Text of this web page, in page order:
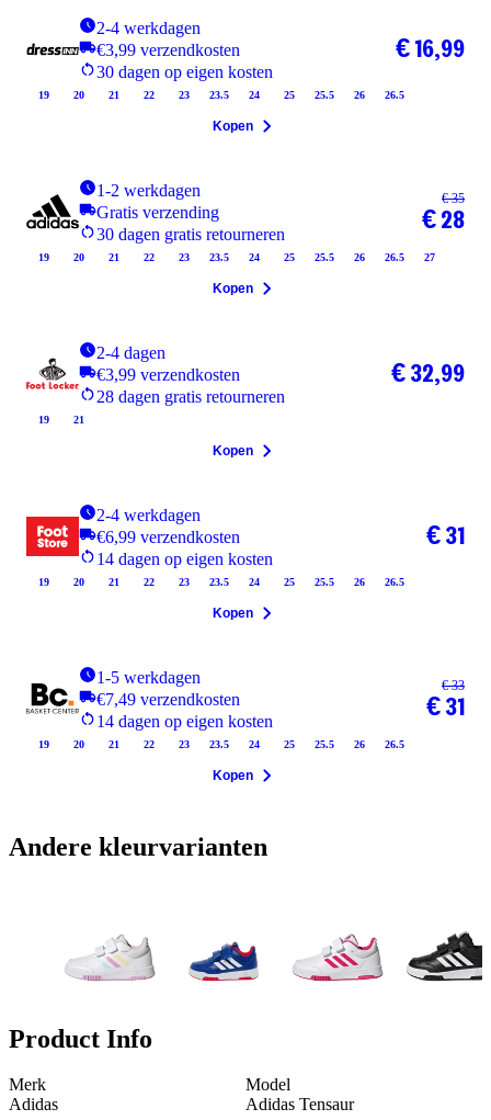
2-4 werkdagen
€3,99 verzendkosten
30 dagen op eigen kosten
19 20 21 22 23 23.5 24 25 25.5 26 26.5
€ 16,99
Kopen
1-2 werkdagen
Gratis verzending
30 dagen gratis retourneren
19 20 21 22 23 23.5 24 25 25.5 26 26.5 27
€ 35
€ 28
Kopen
2-4 dagen
€3,99 verzendkosten
28 dagen gratis retourneren
19 21
€ 32,99
Kopen
2-4 werkdagen
€6,99 verzendkosten
14 dagen op eigen kosten
19 20 21 22 23 23.5 24 25 25.5 26 26.5
€ 31
Kopen
1-5 werkdagen
€7,49 verzendkosten
14 dagen op eigen kosten
19 20 21 22 23 23.5 24 25 25.5 26 26.5
€ 33
€ 31
Kopen
Andere kleurvarianten
Product Info
Merk
Adidas
Model
Adidas Tensaur